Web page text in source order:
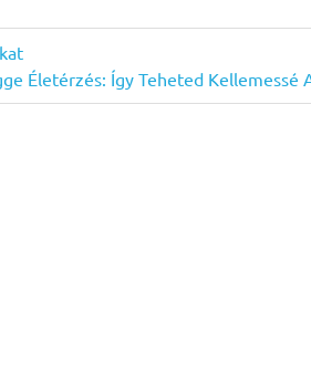
Életérzés: Így Teheted Kellemessé